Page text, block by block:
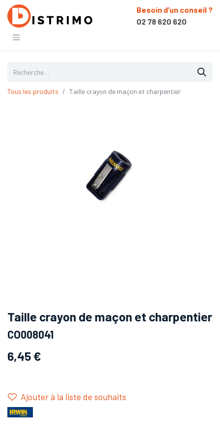
Besoin d’un conseil ?
02 78 620 620
Tous les produits Taille crayon de maçon et charpentier
Taille crayon de maçon et charpentier
CO008041
6,45 €
Ajouter à la liste de souhaits